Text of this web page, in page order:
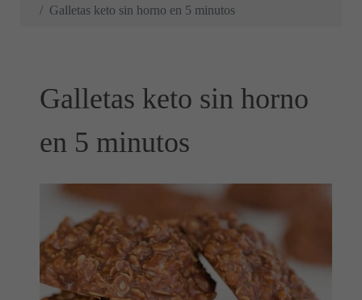
Galletas keto sin horno en 5 minutos
Galletas keto sin horno
en 5 minutos